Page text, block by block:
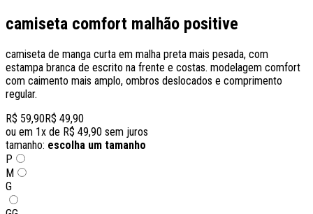
camiseta comfort malhão positive
camiseta de manga curta em malha preta mais pesada, com
estampa branca de escrito na frente e costas. modelagem comfort
com caimento mais amplo, ombros deslocados e comprimento
regular.
R$ 59,90R$ 49,90
ou em 1x de R$ 49,90 sem juros
tamanho: escolha um tamanho
P
M
G